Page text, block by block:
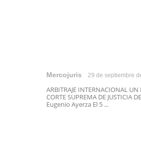
Mercojuris 29 de septiembre
ARBITRAJE INTERNACIONAL
CORTE SUPREMA DE JUSTICIA
Eugenio Ayerza El 5 ...